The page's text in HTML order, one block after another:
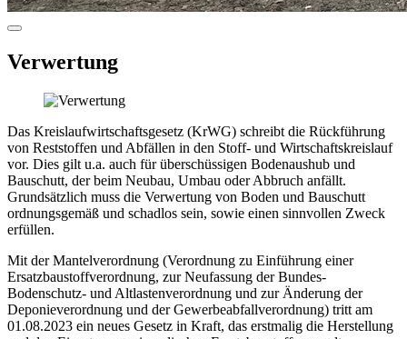
Verwertung
Das Kreislaufwirtschaftsgesetz (KrWG) schreibt die Rückführung
von Reststoffen und Abfällen in den Stoff- und Wirtschaftskreislauf
vor. Dies gilt u.a. auch für überschüssigen Bodenaushub und
Bauschutt, der beim Neubau, Umbau oder Abbruch anfällt.
Grundsätzlich muss die Verwertung von Boden und Bauschutt
ordnungsgemäß und schadlos sein, sowie einen sinnvollen Zweck
erfüllen.
Mit der Mantelverordnung (Verordnung zu Einführung einer
Ersatzbaustoffverordnung, zur Neufassung der Bundes-
Bodenschutz- und Altlastenverordnung und zur Änderung der
Deponieverordnung und der Gewerbeabfallverordnung) tritt am
01.08.2023 ein neues Gesetz in Kraft, das erstmalig die Herstellung